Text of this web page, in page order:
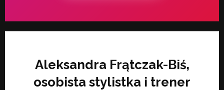
Aleksandra Frątczak-Biś,
osobista stylistka i trener